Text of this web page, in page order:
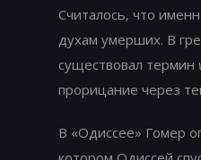
Считалось, что
духам умерших. В
существовал термин
прорицание через
В «Одиссее» Гомер